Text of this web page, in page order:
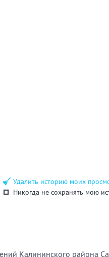
Удалить историю моих
Никогда не сохранять мою
Калининского района